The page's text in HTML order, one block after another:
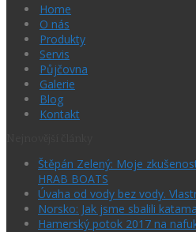
Home
O nás
Produkty
Servis
Půjčovna
Galerie
Blog
Kontakt
Štěpán Zelený: Moje
HRAB BOATS
Úvaha od vody bez vody.
Norsko: Jak jsme sbalili
Hamerský potok 2017 na